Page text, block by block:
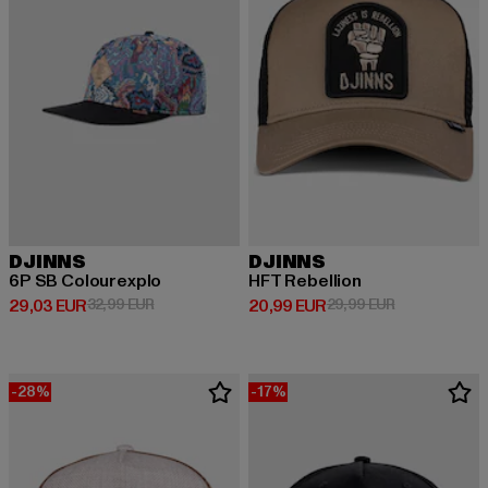
DJINNS
6P SB Colourexplo
29,03 EUR
Derzeitiger Preis: 29,03 EUR
32,99 EURAktionspreis: 32,99 EUR
DJINNS
HFT Rebellion
20,99 EUR
Derzeitiger Preis: 20,99 EUR
29,99 EURAktionspreis:
-28% -17%